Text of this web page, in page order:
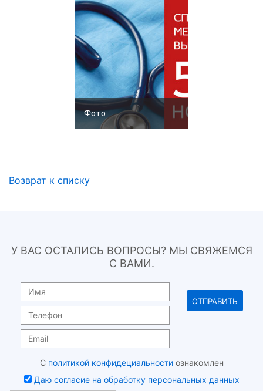
Фото
Возврат к списку
У ВАС ОСТАЛИСЬ ВОПРОСЫ? МЫ СВЯЖЕМСЯ
С ВАМИ.
С политикой конфидециальностиознакомлен
Даю согласие на обработку персональных данных